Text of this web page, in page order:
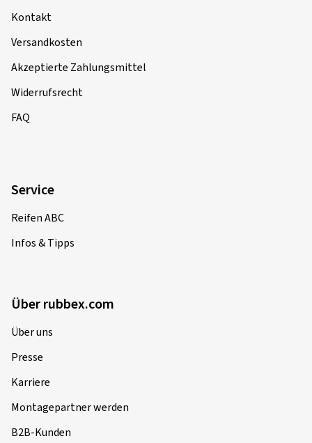
Kontakt
Versandkosten
Akzeptierte Zahlungsmittel
Widerrufsrecht
FAQ
Service
Reifen ABC
Infos & Tipps
Über rubbex.com
Über uns
Presse
Karriere
Montagepartner werden
B2B-Kunden